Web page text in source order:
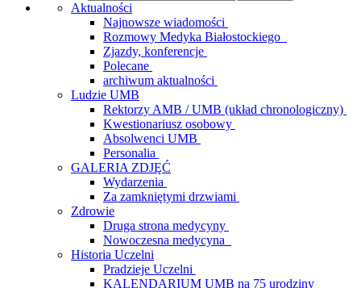
Aktualności
Najnowsze wiadomości
Rozmowy Medyka Białostockiego
Zjazdy, konferencje
Polecane
archiwum aktualności
Ludzie UMB
Rektorzy AMB / UMB (układ chronologiczny)
Kwestionariusz osobowy
Absolwenci UMB
Personalia
GALERIA ZDJĘĆ
Wydarzenia
Za zamkniętymi drzwiami
Zdrowie
Druga strona medycyny
Nowoczesna medycyna
Historia Uczelni
Pradzieje Uczelni
KALENDARIUM UMB na 75 urodziny